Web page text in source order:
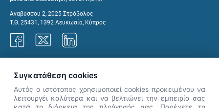
Αναβύσσου 2, 2025 Στρόβολος
Τ.Θ. 25431, 1392 Λευκωσία, Κύπρος
Συγκατάθεση cookies
Αυτός ο ιστότοπος χρησιμοποιεί cookies προκειμένου να
λειτουργέι καλύτερα και να βελτιώνει την εμπειρία σας